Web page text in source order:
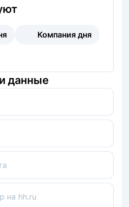
Компания дня
данные
на hh.ru